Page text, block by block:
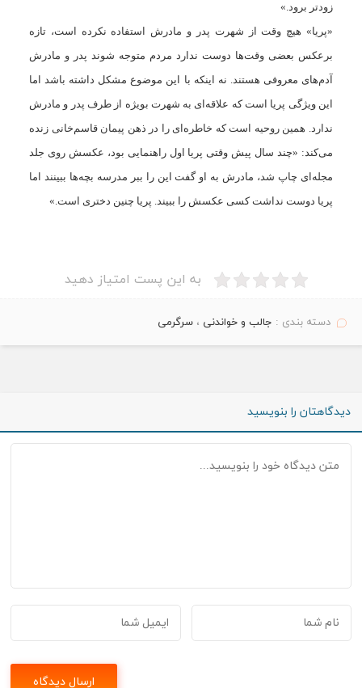
زودتر برود.»
«پریا» هیچ وقت از شهرت پدر و مادرش استفاده نکرده است، تازه
برعکس بعضی وقت‌ها دوست ندارد مردم متوجه شوند پدر و مادرش
آدم‌های معروفی هستند. نه اینکه با این موضوع مشکل داشته باشد اما
این ویژگی پریا است که علاقه‌ای به شهرت بویژه از طرف پدر و مادرش
ندارد. همین روحیه است که خاطره‌ای را در ذهن پیمان قاسم‌خانی زنده
می‌کند: «چند سال پیش وقتی پریا اول راهنمایی بود، عکسش روی جلد
مجله‌ای چاپ شد، مادرش به او گفت این را ببر مدرسه بچه‌ها ببینند اما
پریا دوست نداشت کسی عکسش را ببیند. پریا چنین دختری است.»
به این پست امتیاز دهید
دسته بندی : جالب و خواندنی ،سرگرمی
دیدگاهتان را بنویسید